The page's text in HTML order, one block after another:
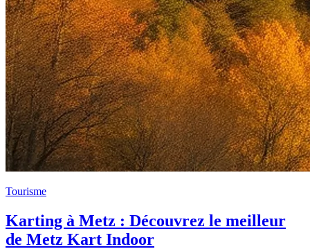
Tourisme
Karting à Metz : Découvrez le meilleur
de Metz Kart Indoor